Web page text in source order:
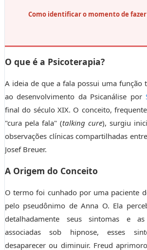
Como identificar o momento de
O que é a Psicoterapia?
A ideia de que a fala possui uma função
ao desenvolvimento da Psicanálise por
final do século XIX. O conceito,
"cura pela fala" (talking cure), surgiu
observações clínicas compartilhadas
Josef Breuer.
A Origem do Conceito
O termo foi cunhado por uma paciente
pelo pseudônimo de Anna O. Ela
detalhadamente seus sintomas e
associadas sob hipnose, esses
desaparecer ou diminuir. Freud